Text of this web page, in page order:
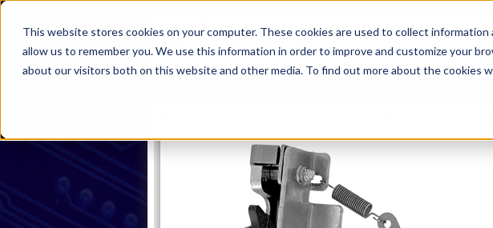
This website stores cookies on your computer. These cookies are used to collect
allow us to remember you. We use this information in order to improve and customize your
about our visitors both on this website and other media. To find out more about the cookies